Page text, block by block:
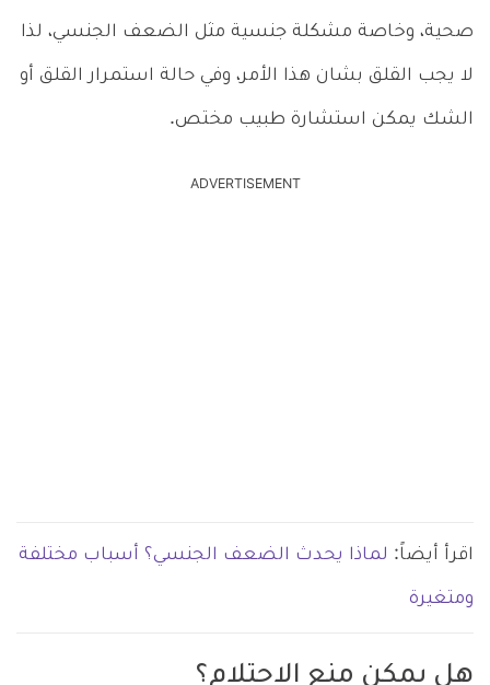
صحية، وخاصة مشكلة جنسية مثل الضعف الجنسي، لذا
لا يجب القلق بشان هذا الأمر، وفي حالة استمرار القلق أو
الشك يمكن استشارة طبيب مختص.
ADVERTISEMENT
اقرأ أيضاً: لماذا يحدث الضعف الجنسي؟ أسباب مختلفة
ومتغيرة
هل يمكن منع الاحتلام؟